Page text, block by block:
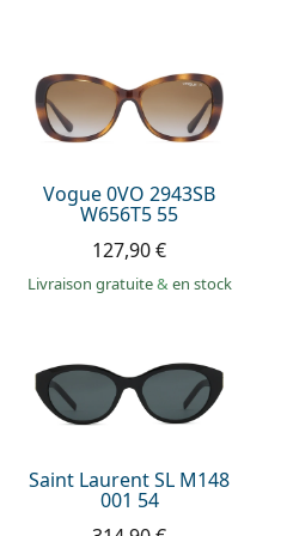
Vogue 0VO 2943SB
W656T5 55
127,90 €
Livraison gratuite& en stock
Saint Laurent SL M148
001 54